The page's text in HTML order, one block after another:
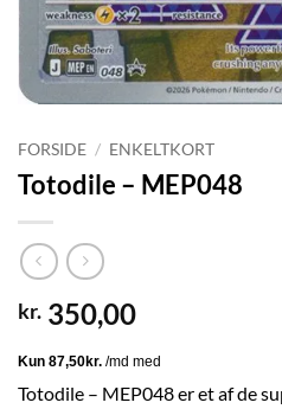
FORSIDE / ENKELTKORT
Totodile – MEP048
kr. 350,00
Totodile – MEP048 er et af de